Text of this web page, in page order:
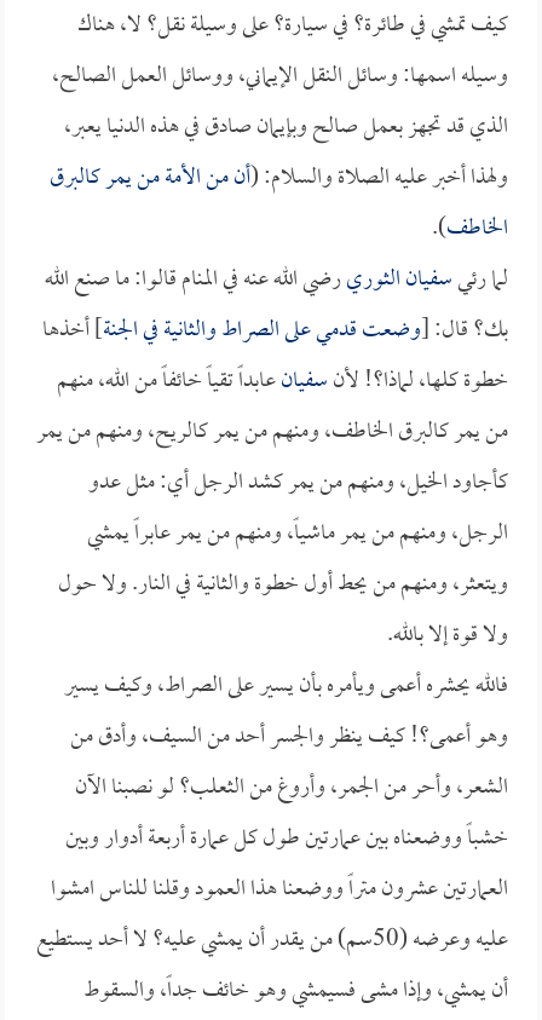
كيف تمشي في طائرة؟ في سيارة؟ على وسيلة نقل؟ لا، هناك
وسيله اسمها: وسائل النقل الإيماني، ووسائل العمل الصالح،
الذي قد تجهز بعمل صالح وبإيمان صادق في هذه الدنيا يعبر،
ولهذا أخبر عليه الصلاة والسلام: (أن من الأمة من يمر كالبرق
الخاطف).
لما رئيسفيان الثوريرضي الله عنه في المنام قالوا: ما صنع الله
بك؟ قال: [وضعت قدمي على الصراط والثانية في الجنة] أخذها
خطوة كلها، لماذا؟! لأنسفيانعابداً تقياً خائفاً من الله، منهم
من يمر كالبرق الخاطف، ومنهم من يمر كالريح، ومنهم من يمر
كأجاود الخيل، ومنهم من يمر كشد الرجل أي: مثل عدو
الرجل، ومنهم من يمر ماشياً، ومنهم من يمر عابراً يمشي
ويتعثر، ومنهم من يحط أول خطوة والثانية في النار. ولا حول
ولا قوة إلا بالله.
فالله يحشره أعمى ويأمره بأن يسير على الصراط، وكيف يسير
وهو أعمى؟! كيف ينظر والجسر أحد من السيف، وأدق من
الشعر، وأحر من الجمر، وأروغ من الثعلب؟ لو نصبنا الآن
خشباً ووضعناه بين عمارتين طول كل عمارة أربعة أدوار وبين
العمارتين عشرون متراً ووضعنا هذا العمود وقلنا للناس امشوا
عليه وعرضه (50سم) من يقدر أن يمشي عليه؟ لا أحد يستطيع
أن يمشي، وإذا مشى فسيمشي وهو خائف جداً، والسقوط